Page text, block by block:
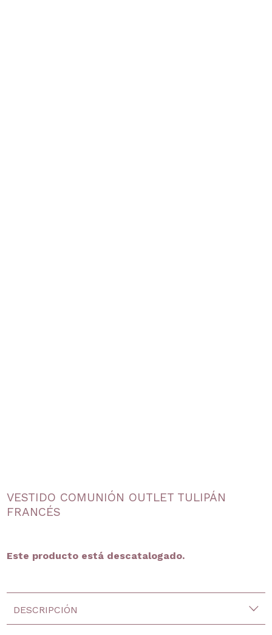
VESTIDO COMUNIÓN OUTLET TULIPÁN
FRANCÉS
Este producto está descatalogado.
DESCRIPCIÓN